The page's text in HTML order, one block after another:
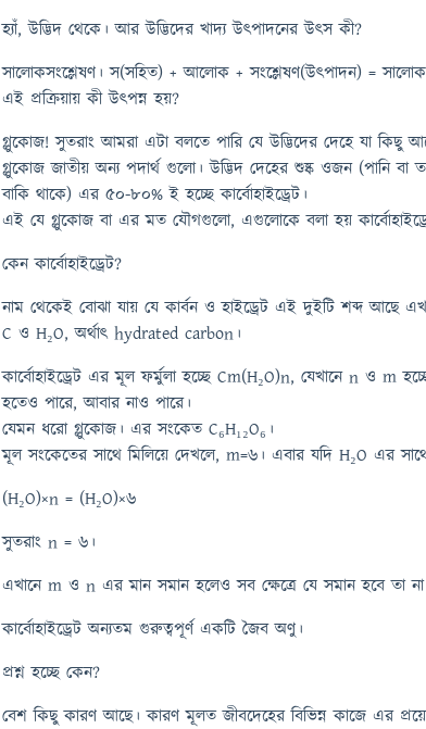
হ্যাঁ, উদ্ভিদ থেকে। আর উদ্ভিদের খাদ্য উৎপাদনের উৎস কী?
সালোকসংশ্লেষণ। স(সহিত) + আলোক + সংশ্লেষণ(উৎপাদন) =
এই প্রক্রিয়ায় কী উৎপন্ন হয়?
গ্লুকোজ! সুতরাং আমরা এটা বলতে পারি যে উদ্ভিদের দেহে যা কিছু
গ্লুকোজ জাতীয় অন্য পদার্থ গুলো। উদ্ভিদ দেহের শুষ্ক ওজন (পানি বা
বাকি থাকে) এর ৫০-৮০% ই হচ্ছে কার্বোহাইড্রেট।
এই যে গ্লুকোজ বা এর মত যৌগগুলো, এগুলোকে বলা হয়
কেন কার্বোহাইড্রেট?
নাম থেকেই বোঝা যায় যে কার্বন ও হাইড্রেট এই দুইটি শব্দ আছে
C ও H₂O, অর্থাৎ hydrated carbon।
কার্বোহাইড্রেট এর মূল ফর্মুলা হচ্ছে Cm(H₂O)n, যেখানে n ও m
হতেও পারে, আবার নাও পারে।
যেমন ধরো গ্লুকোজ। এর সংকেত C₆H₁₂O₆।
মূল সংকেতের সাথে মিলিয়ে দেখলে, m=6। এবার যদি H₂O এর
(H₂O)×n = (H₂O)×6
সুতরাং n = 6।
এখানে m ও n এর মান সমান হলেও সব ক্ষেত্রে যে সমান হবে তা
কার্বোহাইড্রেট অন্যতম গুরুত্বপূর্ণ একটি জৈব অণু।
প্রশ্ন হচ্ছে কেন?
বেশ কিছু কারণ আছে। কারণ মূলত জীবদেহের বিভিন্ন কাজে এর